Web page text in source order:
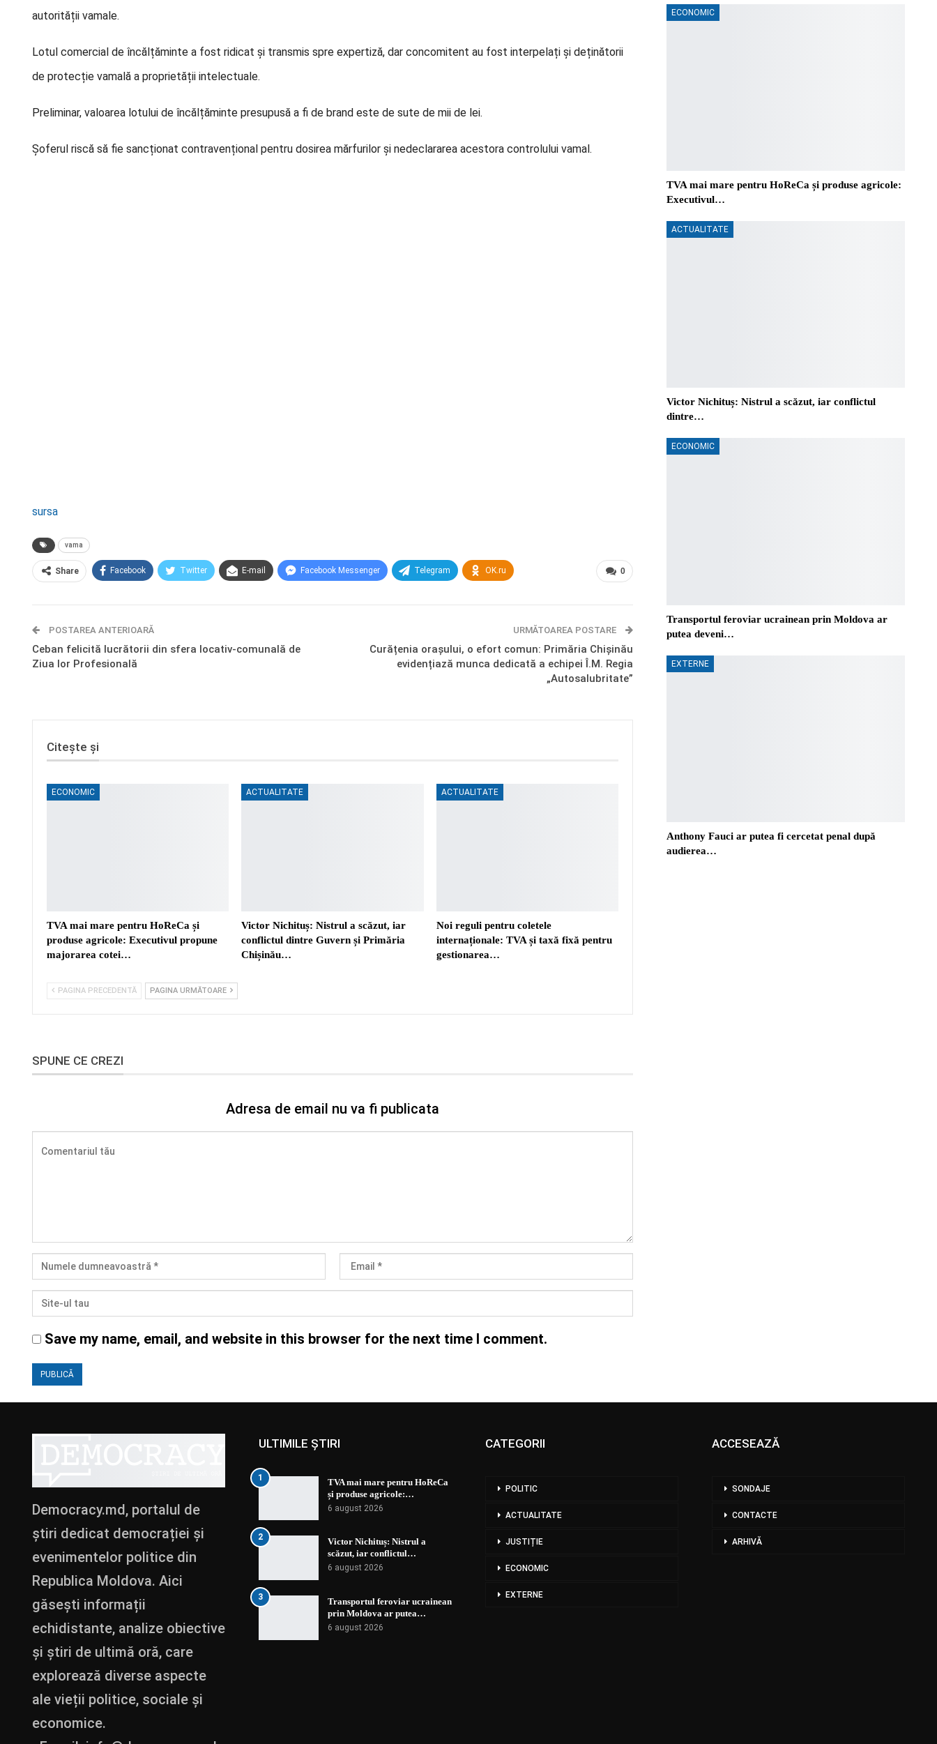
autorității vamale.
Lotul comercial de încălțăminte a fost ridicat și transmis spre expertiză, dar concomitent au fost interpelați și deținătorii
de protecție vamală a proprietății intelectuale.
Preliminar, valoarea lotului de încălțăminte presupusă a fi de brand este de sute de mii de lei.
Șoferul riscă să fie sancționat contravențional pentru dosirea mărfurilor și nedeclararea acestora controlului vamal.
sursa
vama
0
Share Facebook Twitter E-mail Facebook Messenger Telegram OK.ru
POSTAREA ANTERIOARĂ
Ceban felicită lucrătorii din sfera locativ-comunală de
Ziua lor Profesională
URMĂTOAREA POSTARE
Curățenia orașului, o efort comun: Primăria Chișinău
evidențiază munca dedicată a echipei Î.M. Regia
„Autosalubritate”
Citește și
ECONOMIC
TVA mai mare pentru HoReCa și
produse agricole: Executivul propune
majorarea cotei…
ACTUALITATE
Victor Nichituș: Nistrul a scăzut, iar
conflictul dintre Guvern și Primăria
Chișinău…
ACTUALITATE
Noi reguli pentru coletele
internaționale: TVA și taxă fixă pentru
gestionarea…
PAGINA PRECEDENTĂ PAGINA URMĂTOARE
SPUNE CE CREZI
Adresa de email nu va fi publicata
Save my name, email, and website in this browser for the next time I comment.
ECONOMIC
TVA mai mare pentru HoReCa și produse agricole:
Executivul…
ACTUALITATE
Victor Nichituș: Nistrul a scăzut, iar conflictul
dintre…
ECONOMIC
Transportul feroviar ucrainean prin Moldova ar
putea deveni…
EXTERNE
Anthony Fauci ar putea fi cercetat penal după
audierea…
Democracy.md, portalul de
știri dedicat democrației și
evenimentelor politice din
Republica Moldova. Aici
găsești informații
echidistante, analize obiective
și știri de ultimă oră, care
explorează diverse aspecte
ale vieții politice, sociale și
economice.
ULTIMILE ȘTIRI
1
TVA mai mare pentru HoReCa
și produse agricole:…
6 august 2026
2
Victor Nichituș: Nistrul a
scăzut, iar conflictul…
6 august 2026
3
Transportul feroviar ucrainean
prin Moldova ar putea…
6 august 2026
CATEGORII
POLITIC
ACTUALITATE
JUSTIȚIE
ECONOMIC
EXTERNE
ACCESEAZĂ
SONDAJE
CONTACTE
ARHIVĂ